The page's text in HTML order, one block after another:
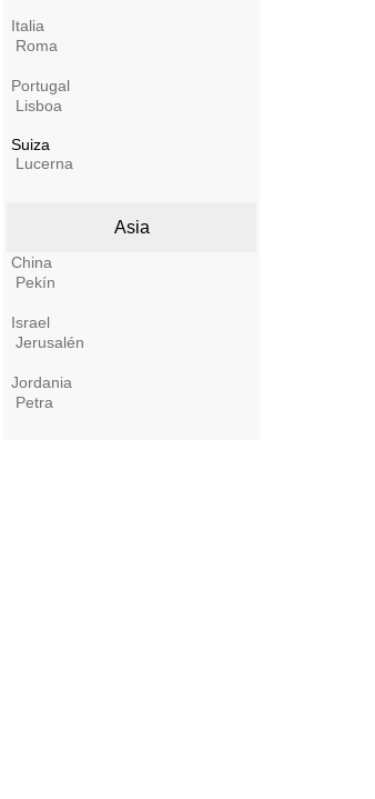
Italia
Roma
Portugal
Lisboa
Suiza
Lucerna
Asia
China
Pekín
Israel
Jerusalén
Jordania
Petra